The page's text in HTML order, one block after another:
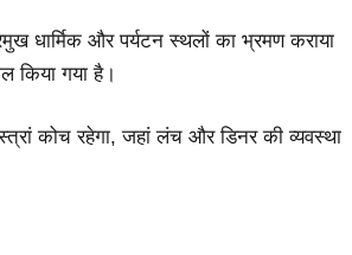
धार्मिक और पर्यटन स्थलों का भ्रमण कराया
किया गया है।
कोच रहेगा, जहां लंच और डिनर की व्यवस्था